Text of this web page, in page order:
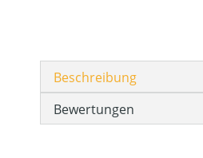
Beschreibung
Bewertungen